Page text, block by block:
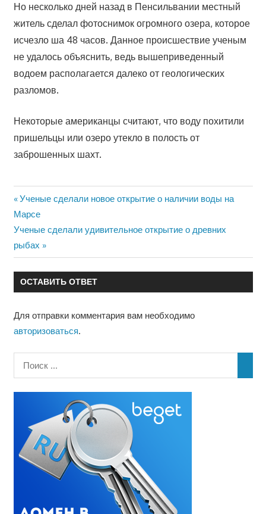
Но несколько дней назад в Пенсильвании местный
житель сделал фотоснимок огромного озера, которое
исчезло ша 48 часов. Данное происшествие ученым
не удалось объяснить, ведь вышеприведенный
водоем располагается далеко от геологических
разломов.
Некоторые американцы считают, что воду похитили
пришельцы или озеро утекло в полость от
заброшенных шахт.
Навигация
по
записям
Предыдущая
запись:
Ученые сделали новое открытие о наличии воды на
Марсе
Следующая
запись:
Ученые сделали удивительное открытие о древних
рыбах
ОСТАВИТЬ ОТВЕТ
Для отправки комментария вам необходимо
авторизоваться.